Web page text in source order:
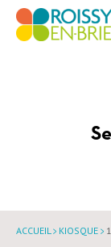
ACCUEIL KIOSQUE